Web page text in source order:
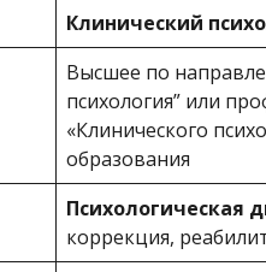
Клинический
Высшее по
психология” или
«Клинического
образования
Психологическая
коррекция,